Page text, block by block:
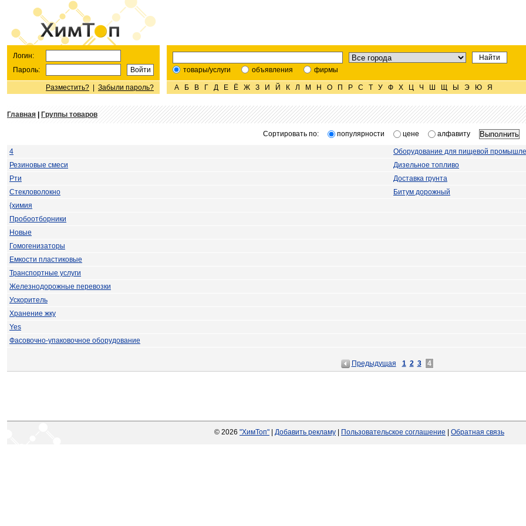
Логин:
Пароль:
Разместить? Забыли пароль?
товары/услуги объявления фирмы
А Б В Г Д Е Ё Ж З И Й К Л М Н О П Р С Т У Ф Х Ц Ч Ш Щ Ы Э Ю Я
Главная Группы товаров
Сортировать по: популярности цене алфавиту
4
Резиновые смеси
Рти
Cтекловолокно
{химия
Пробоотборники
Новые
Гомогенизаторы
Емкости пластиковые
Транспортные услуги
Железнодорожные перевозки
Ускоритель
Хранение жку
Yes
Фасовочно-упаковочное оборудование
Оборудование для пищевой
Дизельное топливо
Доставка грунта
Битум дорожный
Предыдущая 1 2 3 4
© 2026 "ХимТоп" Добавить рекламу Пользовательское соглашение Обратная связь